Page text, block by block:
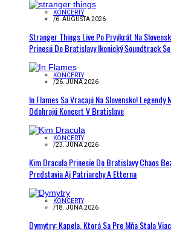
KONCERTY
/6. AUGUSTA 2026
Stranger Things Live Po Prvýkrát Na
Prinesú Do Bratislavy Ikonický Soundtrack
KONCERTY
/26. JÚNA 2026
In Flames Sa Vracajú Na Slovensko!
Odohrajú Koncert V Bratislave
KONCERTY
/23. JÚNA 2026
Kim Dracula Prinesie Do Bratislavy Chaos
Predstavia Aj Patriarchy A Etterna
KONCERTY
/18. JÚNA 2026
Dymytry: Kapela, Ktorá Sa Pre Mňa Stala